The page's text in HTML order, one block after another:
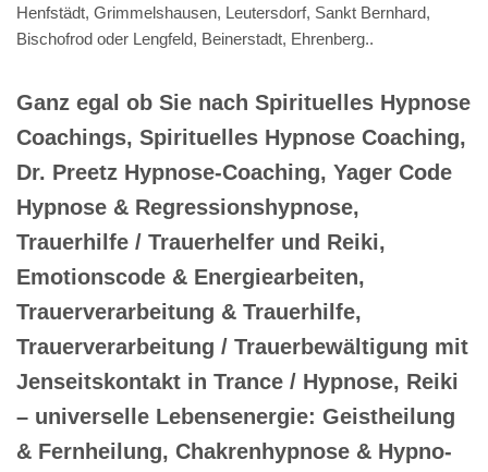
Henfstädt, Grimmelshausen, Leutersdorf, Sankt Bernhard,
Bischofrod oder Lengfeld, Beinerstadt, Ehrenberg..
Ganz egal ob Sie nach Spirituelles Hypnose
Coachings, Spirituelles Hypnose Coaching,
Dr. Preetz Hypnose-Coaching, Yager Code
Hypnose & Regressionshypnose,
Trauerhilfe / Trauerhelfer und Reiki,
Emotionscode & Energiearbeiten,
Trauerverarbeitung & Trauerhilfe,
Trauerverarbeitung / Trauerbewältigung mit
Jenseitskontakt in Trance / Hypnose, Reiki
– universelle Lebensenergie: Geistheilung
& Fernheilung, Chakrenhypnose & Hypno-